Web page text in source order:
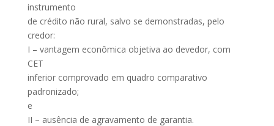
instrumento
de crédito não rural, salvo se demonstradas, pelo
credor:
I – vantagem econômica objetiva ao devedor, com
CET
inferior comprovado em quadro comparativo
padronizado;
e
II – ausência de agravamento de garantia.